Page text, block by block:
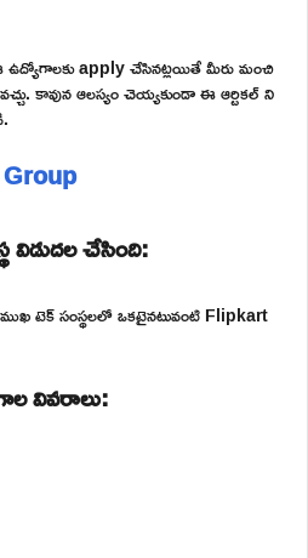
ఉద్యోగాలకు apply చేసినట్లయితే మీరు మంచి
కావున ఆలస్యం చెయ్యకుండా ఈ ఆర్టికల్ ని
విడుదల చేసింది:
టెక్ సంస్థలలో ఒకటైనటువంటి Flipkart
వివరాలు: